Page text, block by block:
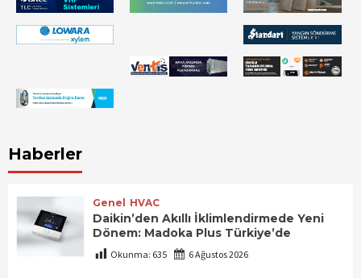
Haberler
Genel HVAC
Daikin’den Akıllı İklimlendirmede Yeni
Dönem: Madoka Plus Türkiye’de
Okunma: 635 6 Ağustos 2026